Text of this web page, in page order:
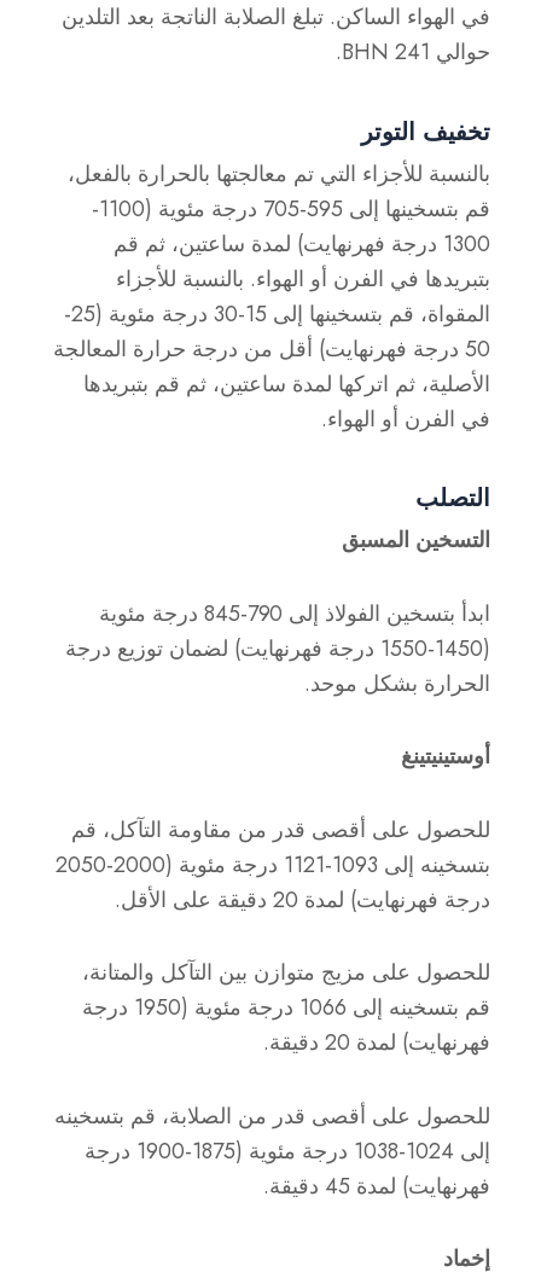
في الهواء الساكن. تبلغ الصلابة الناتجة بعد التلدين
حوالي BHN 241.
تخفيف التوتر
بالنسبة للأجزاء التي تم معالجتها بالحرارة بالفعل،
قم بتسخينها إلى 595-705 درجة مئوية (1100-
1300 درجة فهرنهايت) لمدة ساعتين، ثم قم
بتبريدها في الفرن أو الهواء. بالنسبة للأجزاء
المقواة، قم بتسخينها إلى 15-30 درجة مئوية (25-
50 درجة فهرنهايت) أقل من درجة حرارة المعالجة
الأصلية، ثم اتركها لمدة ساعتين، ثم قم بتبريدها
في الفرن أو الهواء.
التصلب
التسخين المسبق
ابدأ بتسخين الفولاذ إلى 790-845 درجة مئوية
(1450-1550 درجة فهرنهايت) لضمان توزيع درجة
الحرارة بشكل موحد.
أوستينيتينغ
للحصول على أقصى قدر من مقاومة التآكل، قم
بتسخينه إلى 1093-1121 درجة مئوية (2000-2050
درجة فهرنهايت) لمدة 20 دقيقة على الأقل.
للحصول على مزيج متوازن بين التآكل والمتانة،
قم بتسخينه إلى 1066 درجة مئوية (1950 درجة
فهرنهايت) لمدة 20 دقيقة.
للحصول على أقصى قدر من الصلابة، قم بتسخينه
إلى 1024-1038 درجة مئوية (1875-1900 درجة
فهرنهايت) لمدة 45 دقيقة.
إخماد